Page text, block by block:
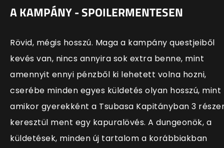
A KAMPÁNY - SPOILERMENTESEN
Rövid, mégis hosszú. Maga a kampány questjeiből
kevés van, nincs annyira sok extra benne, mint
amennyit ennyi pénzből ki lehetett volna hozni,
cserébe minden egyes küldetés olyan hosszú, mint
amikor gyerekként a Tsubasa Kapitányban 3
keresztül ment egy kapuralövés. A dungeonök, a
küldetések, minden új tartalom a korábbiakban